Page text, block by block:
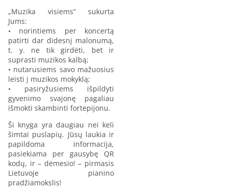
„Muzika visiems“ sukurta
Jums:
• norintiems per koncertą
patirti dar didesnį malonumą,
t. y. ne tik girdėti, bet ir
suprasti muzikos kalbą;
• nutarusiems savo mažuosius
leisti į muzikos mokyklą;
• pasiryžusiems išpildyti
gyvenimo svajonę pagaliau
išmokti skambinti fortepijonu.
Ši knyga yra daugiau nei keli
šimtai puslapių. Jūsų laukia ir
papildoma informacija,
pasiekiama per gausybę QR
kodų, ir – dėmesio! – pirmasis
Lietuvoje pianino
pradžiamokslis!